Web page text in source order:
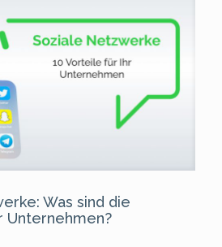
Was sind die
Unternehmen?